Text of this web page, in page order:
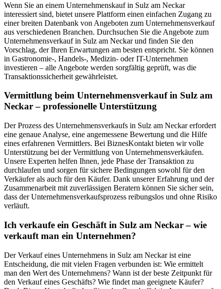
Wenn Sie an einem Unternehmenskauf in Sulz am Neckar
interessiert sind, bietet unsere Plattform einen einfachen Zugang zu
einer breiten Datenbank von Angeboten zum Unternehmensverkauf
aus verschiedenen Branchen. Durchsuchen Sie die Angebote zum
Unternehmensverkauf in Sulz am Neckar und finden Sie den
Vorschlag, der Ihren Erwartungen am besten entspricht. Sie können
in Gastronomie-, Handels-, Medizin- oder IT-Unternehmen
investieren – alle Angebote werden sorgfältig geprüft, was die
Transaktionssicherheit gewährleistet.
Vermittlung beim Unternehmensverkauf in Sulz am
Neckar – professionelle Unterstützung
Der Prozess des Unternehmensverkaufs in Sulz am Neckar erfordert
eine genaue Analyse, eine angemessene Bewertung und die Hilfe
eines erfahrenen Vermittlers. Bei BiznesKontakt bieten wir volle
Unterstützung bei der Vermittlung von Unternehmensverkäufen.
Unsere Experten helfen Ihnen, jede Phase der Transaktion zu
durchlaufen und sorgen für sichere Bedingungen sowohl für den
Verkäufer als auch für den Käufer. Dank unserer Erfahrung und der
Zusammenarbeit mit zuverlässigen Beratern können Sie sicher sein,
dass der Unternehmensverkaufsprozess reibungslos und ohne Risiko
verläuft.
Ich verkaufe ein Geschäft in Sulz am Neckar – wie
verkauft man ein Unternehmen?
Der Verkauf eines Unternehmens in Sulz am Neckar ist eine
Entscheidung, die mit vielen Fragen verbunden ist: Wie ermittelt
man den Wert des Unternehmens? Wann ist der beste Zeitpunkt für
den Verkauf eines Geschäfts? Wie findet man geeignete Käufer?